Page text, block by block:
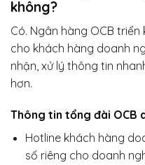
không?
Có. Ngân hàng OCB
cho khách hàng doanh
nhận, xử lý thông tin
hơn.
Thông tin tổng đài OCB
Hotline khách hàng
số riêng cho doanh